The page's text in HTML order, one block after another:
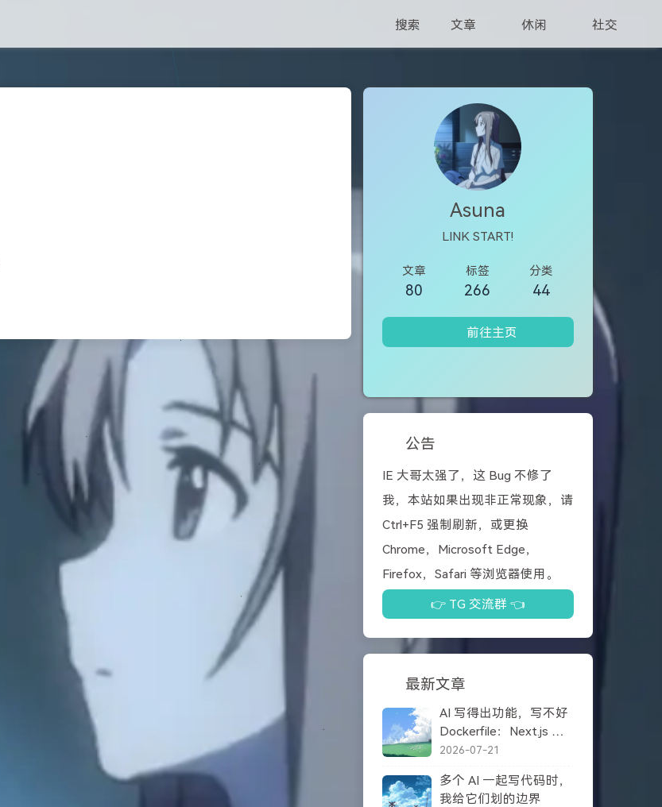
搜索 文章 休闲 社交
Asuna
LINK START!
文章
80
标签
266
分类
44
前往主页
公告
IE 大哥太强了，这 Bug 不修了
我，本站如果出现非正常现象，请
Ctrl+F5 强制刷新，或更换
Chrome，Microsoft Edge，
Firefox，Safari 等浏览器使用。
👉 TG 交流群 👈
最新文章
AI 写得出功能，写不好
Dockerfile：Next.js 自
托管踩坑记录
2026-07-21
多个 AI 一起写代码时，
我给它们划的边界